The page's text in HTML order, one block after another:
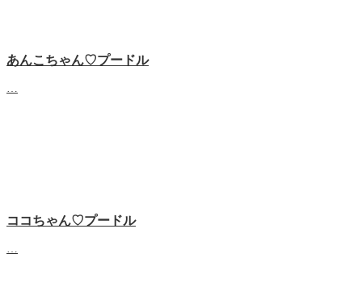
あんこちゃん♡‬プードル
ココちゃん♡‬プードル